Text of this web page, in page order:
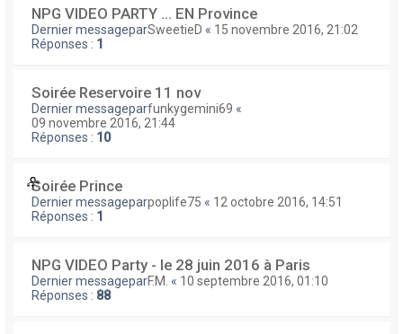
NPG VIDEO PARTY ... EN Province
Dernier messageparSweetieD « 15 novembre 2016, 21:02
Réponses : 1
Soirée Reservoire 11 nov
Dernier messageparfunkygemini69 «
09 novembre 2016, 21:44
Réponses : 10
Soirée Prince
Dernier messageparpoplife75 « 12 octobre 2016, 14:51
Réponses : 1
NPG VIDEO Party - le 28 juin 2016 à Paris
Dernier messageparF.M. « 10 septembre 2016, 01:10
Réponses : 88